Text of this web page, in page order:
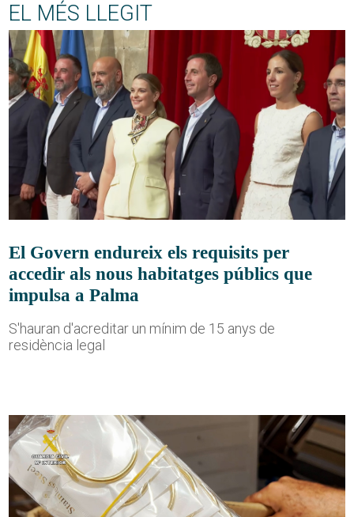
EL MÉS LLEGIT
El Govern endureix els requisits per
accedir als nous habitatges públics que
impulsa a Palma
S'hauran d'acreditar un mínim de 15 anys de
residència legal